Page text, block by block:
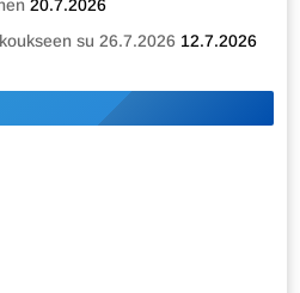
20.7.2026
su 26.7.2026 12.7.2026